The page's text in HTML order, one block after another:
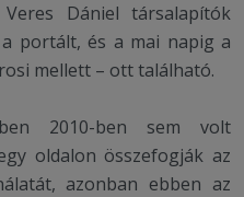
Dániel társalapítók
portált, és a mai napig a
mellett – ott található.
2010-ben sem volt
oldalon összefogják az
azonban ebben az